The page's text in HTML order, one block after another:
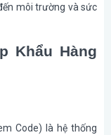
môi trường và sức
Khẩu Hàng
Code) là hệ thống